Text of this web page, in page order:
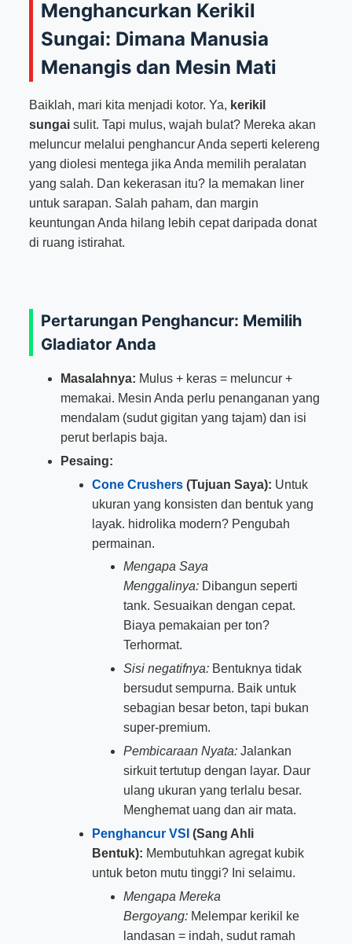
Menghancurkan Kerikil
Sungai: Dimana Manusia
Menangis dan Mesin Mati
Baiklah, mari kita menjadi kotor. Ya, kerikil
sungaisulit. Tapi mulus, wajah bulat? Mereka akan
meluncur melalui penghancur Anda seperti kelereng
yang diolesi mentega jika Anda memilih peralatan
yang salah. Dan kekerasan itu? Ia memakan liner
untuk sarapan. Salah paham, dan margin
keuntungan Anda hilang lebih cepat daripada donat
di ruang istirahat.
Pertarungan Penghancur: Memilih
Gladiator Anda
Masalahnya: Mulus + keras = meluncur +
memakai. Mesin Anda perlu penanganan yang
mendalam (sudut gigitan yang tajam) dan isi
perut berlapis baja.
Pesaing:
Cone Crushers(Tujuan Saya): Untuk
ukuran yang konsisten dan bentuk yang
layak. hidrolika modern? Pengubah
permainan.
Mengapa Saya
Menggalinya:Dibangun seperti
tank. Sesuaikan dengan cepat.
Biaya pemakaian per ton?
Terhormat.
Sisi negatifnya:Bentuknya tidak
bersudut sempurna. Baik untuk
sebagian besar beton, tapi bukan
super-premium.
Pembicaraan Nyata:Jalankan
sirkuit tertutup dengan layar. Daur
ulang ukuran yang terlalu besar.
Menghemat uang dan air mata.
Penghancur VSI (Sang Ahli
Bentuk): Membutuhkan agregat kubik
untuk beton mutu tinggi? Ini selaimu.
Mengapa Mereka
Bergoyang:Melempar kerikil ke
landasan = indah, sudut ramah